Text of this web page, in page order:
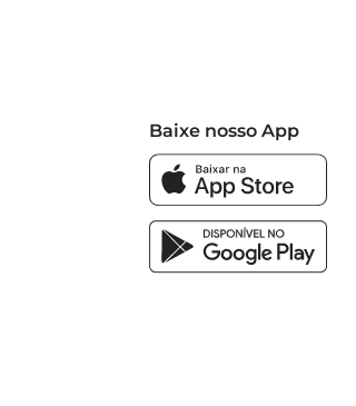
Baixe nosso App